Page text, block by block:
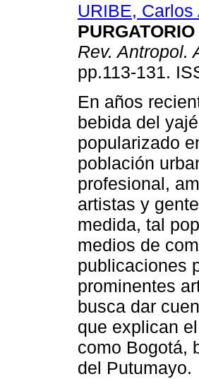
URIBE, Carlos
Rev. Antropol.
pp.113-131.
En años
bebida del
popularizado
población
profesional,
artistas y
medida, tal
medios de
publicaciones
prominentes
busca dar
que explican
como Bogotá,
del Putumayo.